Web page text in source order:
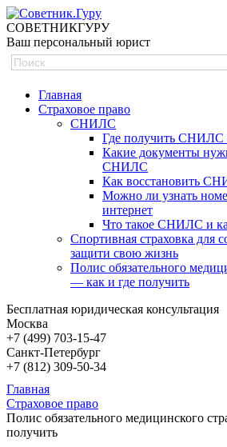
СОВЕТНИКГУРУ
Ваш персональный юрист
Главная
Страховое право
СНИЛС
Где получить СНИЛС
Какие документы
СНИЛС
Как восстановить
Можно ли узнать
интернет
Что такое СНИЛС и
Спортивная страховка для
защити свою жизнь
Полис обязательного
— как и где получить
Бесплатная юридическая консультация
Москва
+7 (499) 703-15-47
Санкт-Петербург
+7 (812) 309-50-34
Главная
Страховое право
Полис обязательного медицинского
получить